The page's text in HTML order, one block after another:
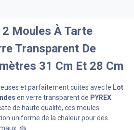
2 Moules À Tarte
Transparent De
31 Cm Et 28 Cm
et parfaitement cuites avec le Lot
en verre transparent de PYREX
de haute qualité, ces moules
uniforme de la chaleur pour des
🍰